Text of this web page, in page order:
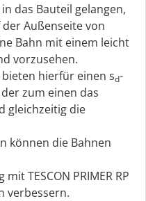
das Bauteil gelangen,
Außenseite von
Bahn mit einem leicht
vorzusehen.
bieten hierfür einen sd-
zum einen das
gleichzeitig die
können die Bahnen
TESCON PRIMER RP
verbessern.